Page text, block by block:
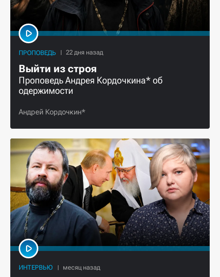
ПРОПОВЕДЬ
Выйти из строя
Проповедь Андрея Кордочкина* об
одержимости
Андрей Кордочкин*
ИНТЕРВЬЮ